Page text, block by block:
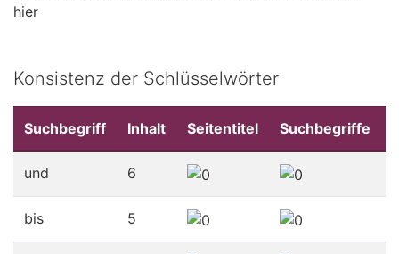
hier
Konsistenz der Schlüsselwörter
Suchbegriff Inhalt Seitentitel Suchbegriffe
und 6
bis 5